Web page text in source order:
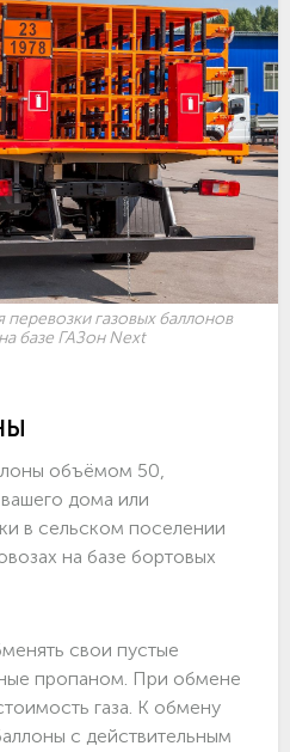
газовых баллонов
базе ГАЗон Next
объёмом 50,
дома или
в сельском поселении
на базе бортовых
свои пустые
пропаном. При обмене
газа. К обмену
с действительным